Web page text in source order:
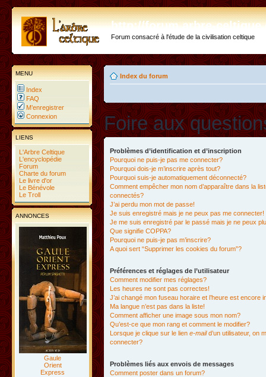
http://forum.arbre-
Forum consacré à l'étude de la civilisation celtique
MENU
Index
FAQ
M’enregistrer
Connexion
LIENS
L'Arbre Celtique
L'encyclopédie
Forum
Charte du forum
Le livre d'or
Le Bénévole
Le Troll
ANNONCES
Gaule
Orient
Express
Index du forum
Foire aux
Problèmes d’identification et d’inscription
Pourquoi ne puis-je pas me connecter?
Pourquoi dois-je m’inscrire après tout?
Pourquoi suis-je automatiquement déconnecté?
Comment empêcher mon nom d’apparaître dans la
connectés?
J’ai perdu mon mot de passe!
Je suis enregistré mais je ne peux pas me connecter!
Je me suis enregistré par le passé mais je ne peux
Que signifie COPPA?
Pourquoi ne puis-je pas m’inscrire?
A quoi sert “Supprimer les cookies du forum”?
Préférences et réglages de l’utilisateur
Comment modifier mes réglages?
Les heures ne sont pas correctes!
J’ai changé mon fuseau horaire et l’heure est encore
Ma langue n’est pas dans la liste!
Comment afficher une image sous mon nom?
Qu’est-ce que mon rang et comment le modifier?
Lorsque je clique sur le lien e-maild’un utilisateur, on
connecter?
Problèmes liés aux envois de messages
Comment poster dans un forum?